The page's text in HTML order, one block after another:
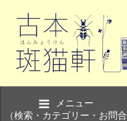
メニュー
（検索・カテゴリー・お問合